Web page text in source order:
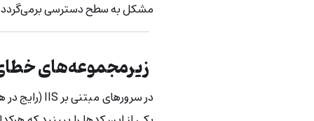
مشکل به سطح دسترسی برمی‌گردد
زیرمجموعه‌های خطای 403